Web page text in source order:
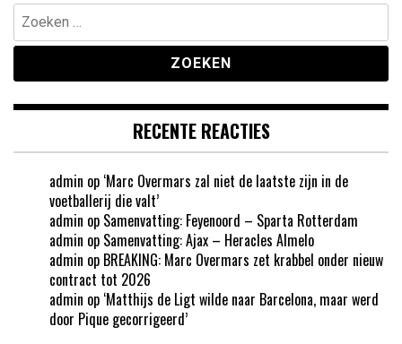
Zoeken
naar:
RECENTE REACTIES
admin op ‘Marc Overmars zal niet de laatste zijn in de
voetballerij die valt’
admin op Samenvatting: Feyenoord – Sparta Rotterdam
admin op Samenvatting: Ajax – Heracles Almelo
admin op BREAKING: Marc Overmars zet krabbel onder nieuw
contract tot 2026
admin op ‘Matthijs de Ligt wilde naar Barcelona, maar werd
door Pique gecorrigeerd’